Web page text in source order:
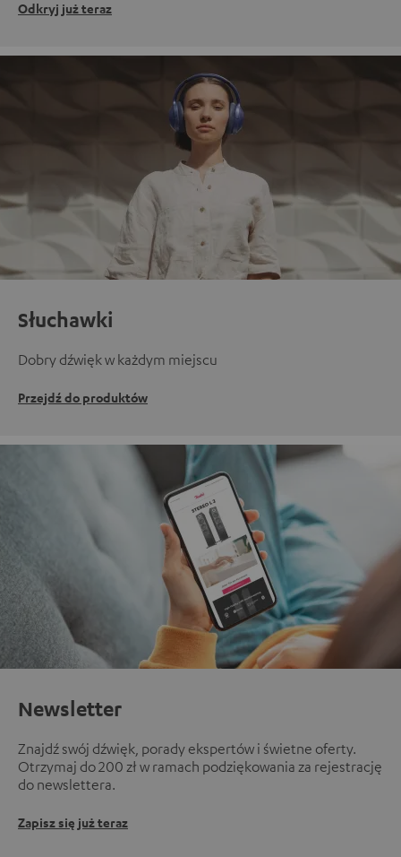
Odkryj już teraz
Słuchawki
Dobry dźwięk w każdym miejscu
Przejdź do produktów
Newsletter
Znajdź swój dźwięk, porady ekspertów i świetne oferty.
Otrzymaj do 200 zł w ramach podziękowania za rejestrację
do newslettera.
Zapisz się już teraz